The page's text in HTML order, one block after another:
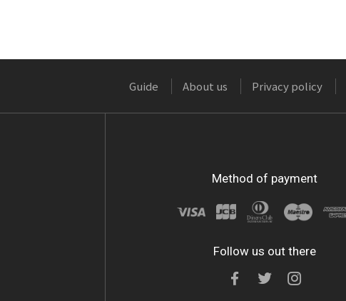
Guide About us Privacy policy
Method of payment
Follow us out there